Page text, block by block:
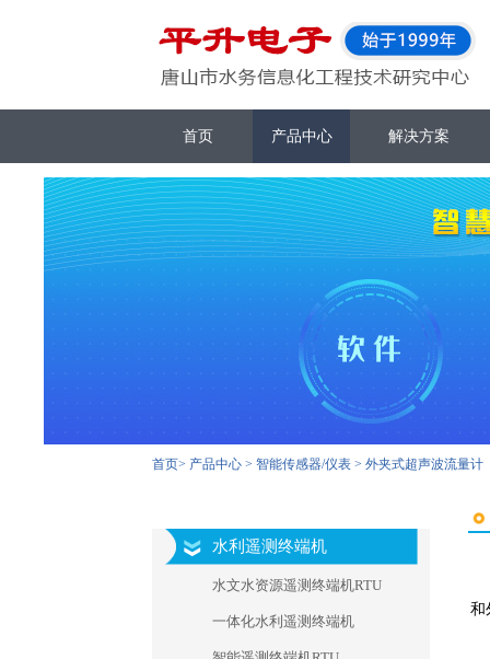
首页 产品中心 解决方案
首页> 产品中心> 智能传感器/仪表> 外夹式超声波流量计
水利遥测终端机
水文水资源遥测终端机RTU
一体化水利遥测终端机